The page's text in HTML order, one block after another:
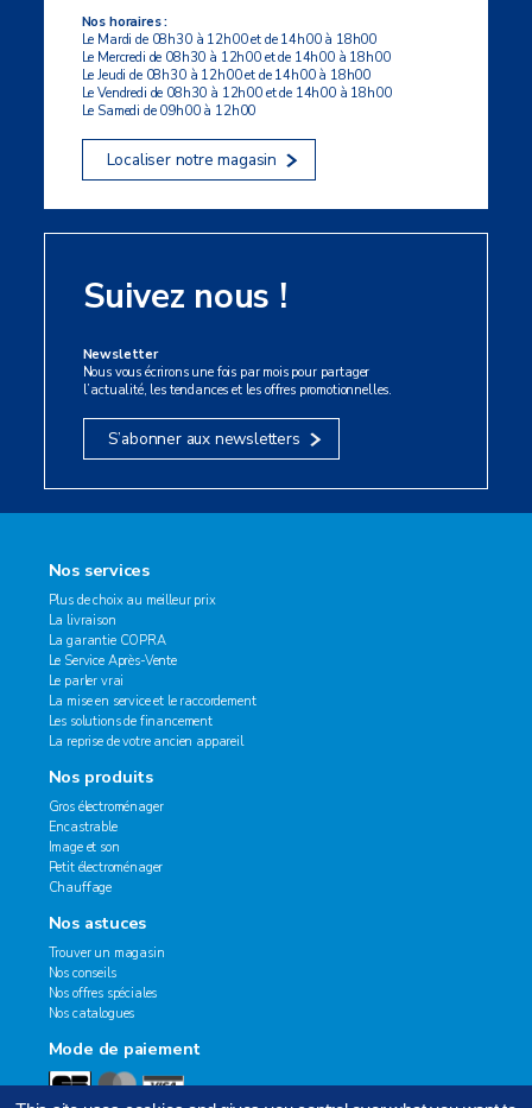
Nos horaires :
Le Mardi de 08h30 à 12h00 et de 14h00 à 18h00
Le Mercredi de 08h30 à 12h00 et de 14h00 à 18h00
Le Jeudi de 08h30 à 12h00 et de 14h00 à 18h00
Le Vendredi de 08h30 à 12h00 et de 14h00 à 18h00
Le Samedi de 09h00 à 12h00
Localiser notre magasin
Suivez nous !
Newsletter
Nous vous écrirons une fois par mois pour partager
l’actualité, les tendances et les offres promotionnelles.
S’abonner aux newsletters
Nos services
Plus de choix au meilleur prix
La livraison
La garantie COPRA
Le Service Après-Vente
Le parler vrai
La mise en service et le raccordement
Les solutions de financement
La reprise de votre ancien appareil
Nos produits
Gros électroménager
Encastrable
Image et son
Petit électroménager
Chauffage
Nos astuces
Trouver un magasin
Nos conseils
Nos offres spéciales
Nos catalogues
Mode de paiement